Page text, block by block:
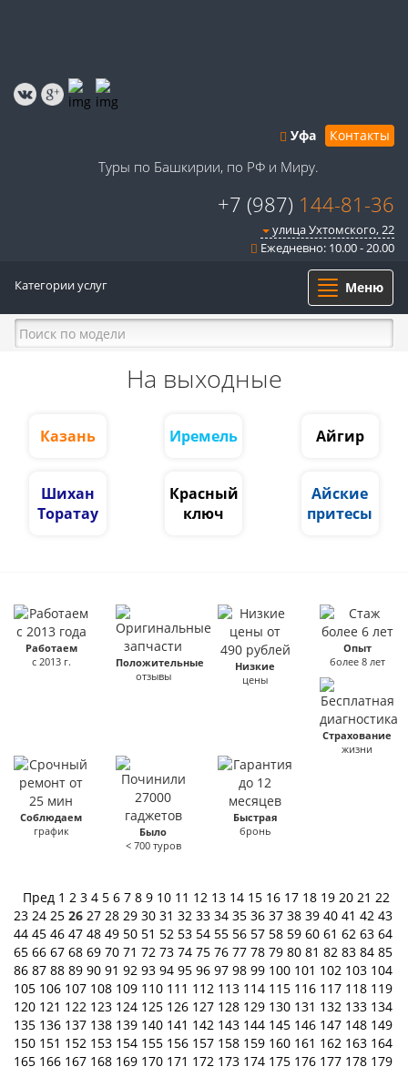
Уфа Контакты
Туры по Башкирии, по РФ и Миру.
+7 (987) 144-81-36
улица Ухтомского, 22
Ежедневно: 10.00 - 20.00
Категории услуг Меню
На выходные
Казань Иремель Айгир
Шихан
Торатау
Красный
ключ
Айские
притесы
Работаем
с 2013 г.
Положительные
отзывы
Низкие
цены
Опыт
более 8 лет
Страхование
жизни
Соблюдаем
график
Было
< 700 туров
Быстрая
бронь
Пред 1 2 3 4 5 6 7 8 9 10 11 12 13 14 15 16 17 18 19 20 21 22
23 24 25 26 27 28 29 30 31 32 33 34 35 36 37 38 39 40 41 42 43
44 45 46 47 48 49 50 51 52 53 54 55 56 57 58 59 60 61 62 63 64
65 66 67 68 69 70 71 72 73 74 75 76 77 78 79 80 81 82 83 84 85
86 87 88 89 90 91 92 93 94 95 96 97 98 99 100 101 102 103 104
105 106 107 108 109 110 111 112 113 114 115 116 117 118 119
120 121 122 123 124 125 126 127 128 129 130 131 132 133 134
135 136 137 138 139 140 141 142 143 144 145 146 147 148 149
150 151 152 153 154 155 156 157 158 159 160 161 162 163 164
165 166 167 168 169 170 171 172 173 174 175 176 177 178 179